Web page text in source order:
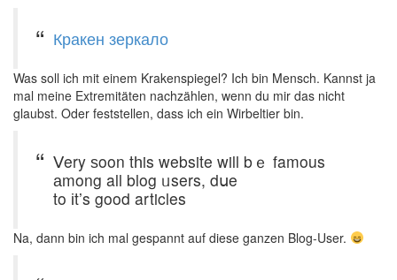
Кракен зеркало
Was soll ich mit einem Krakenspiegel? Ich bin Mensch. Kannst ja
mal meine Extremitäten nachzählen, wenn du mir das nicht
glaubst. Oder feststellen, dass ich ein Wirbeltier bin.
Ⅴery ѕoon tһis website will bｅ famous
аmong all blog ᥙsers, dսe
to іt’s goοd articles
Na, dann bin ich mal gespannt auf diese ganzen Blog-User.